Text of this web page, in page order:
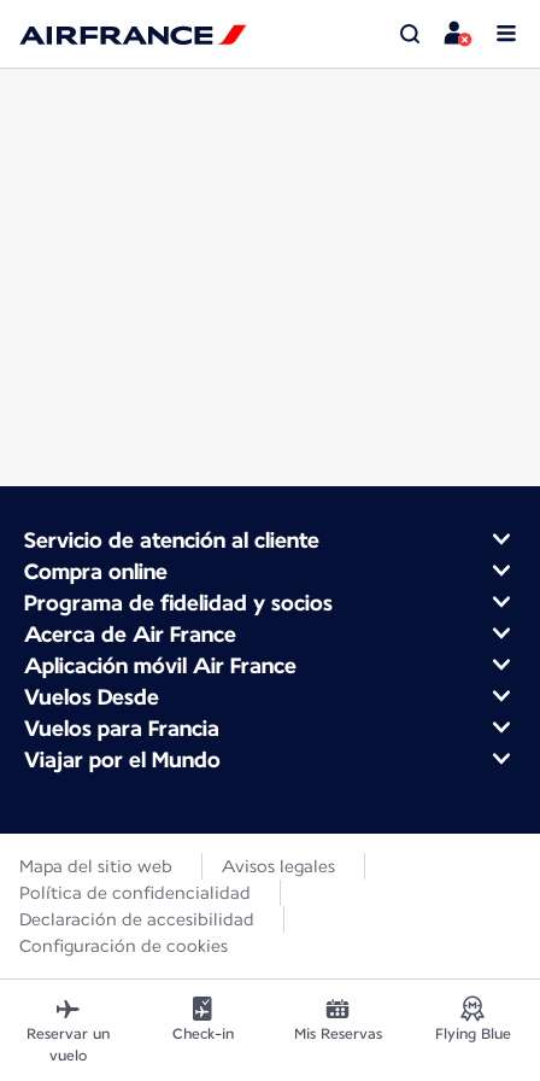
Servicio de atención al cliente
Compra online
Programa de fidelidad y socios
Acerca de Air France
Aplicación móvil Air France
Vuelos Desde
Vuelos para Francia
Viajar por el Mundo
Mapa del sitio web
Avisos legales
Política de confidencialidad
Declaración de accesibilidad
Configuración de cookies
Reservar un
vuelo
Check-in Mis Reservas Flying Blue